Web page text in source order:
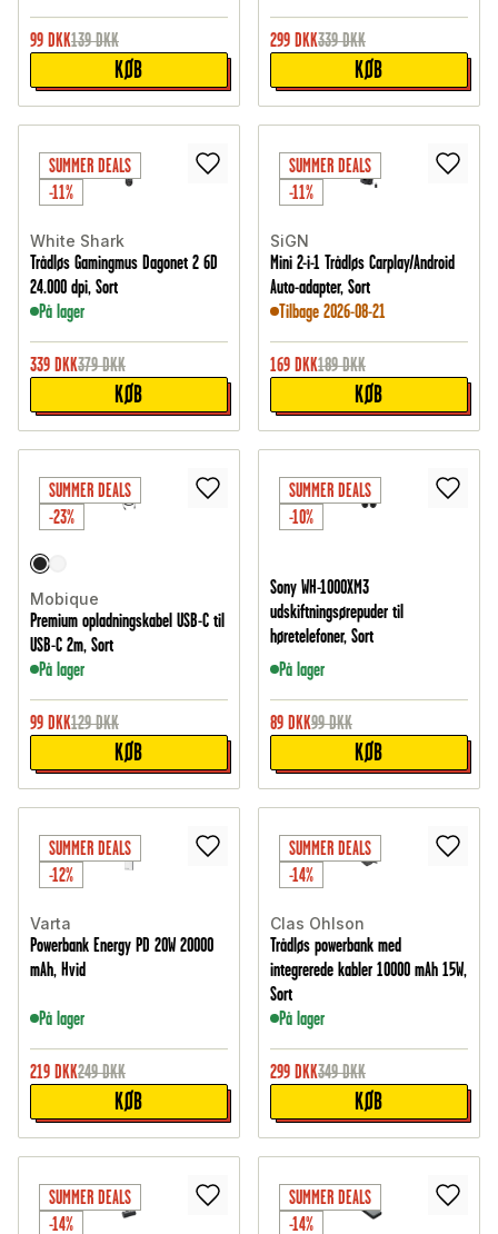
99 DKK139 DKK
KØB
299 DKK339 DKK
KØB
SUMMER DEALS
-11%
White Shark
Trådløs Gamingmus Dagonet 2 6D
24.000 dpi, Sort
På lager
339 DKK379 DKK
KØB
SUMMER DEALS
-11%
SiGN
Mini 2-i-1 Trådløs Carplay/Android
Auto-adapter, Sort
Tilbage 2026-08-21
169 DKK189 DKK
KØB
SUMMER DEALS
-23%
Mobique
Premium opladningskabel USB-C til
USB-C 2m, Sort
På lager
99 DKK129 DKK
KØB
SUMMER DEALS
-10%
Sony WH-1000XM3
udskiftningsørepuder til
høretelefoner, Sort
På lager
89 DKK99 DKK
KØB
SUMMER DEALS
-12%
Varta
Powerbank Energy PD 20W 20000
mAh, Hvid
På lager
219 DKK249 DKK
KØB
SUMMER DEALS
-14%
Clas Ohlson
Trådløs powerbank med
integrerede kabler 10000 mAh 15W,
Sort
På lager
299 DKK349 DKK
KØB
SUMMER DEALS
-14%
SUMMER DEALS
-14%